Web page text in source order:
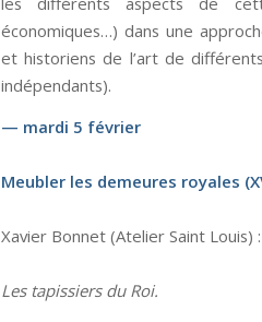
économiques…) dans une
et historiens de l’art de
indépendants).
— mardi 5 février
Meubler les demeures royales
Xavier Bonnet (Atelier Saint Louis) :
Les tapissiers du Roi.